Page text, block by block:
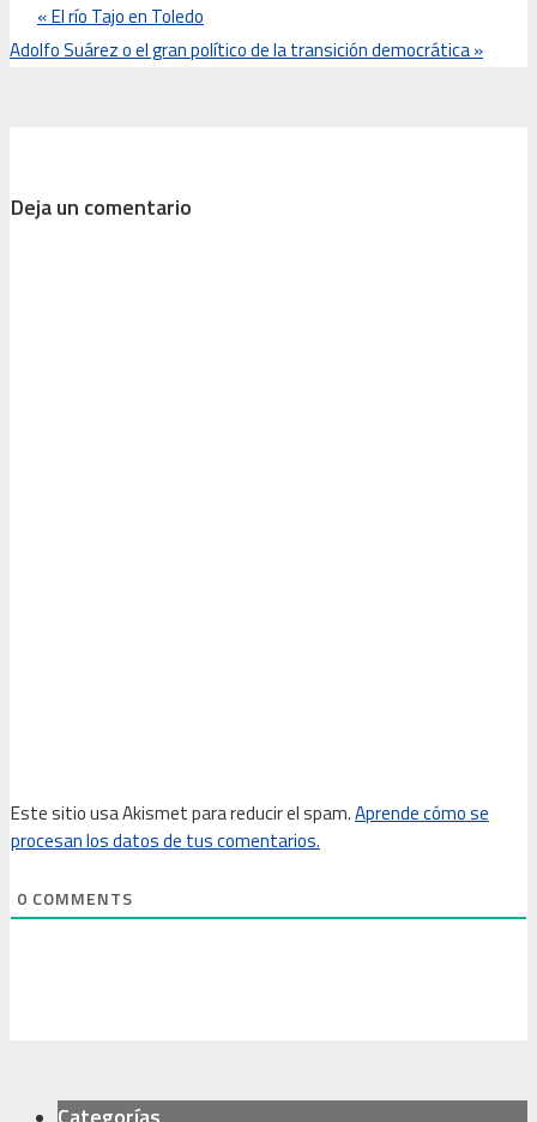
«El río Tajo en Toledo
Adolfo Suárez o el gran político de la transición democrática»
Deja un comentario
Este sitio usa Akismet para reducir el spam.Aprende cómo se
procesan los datos de tus comentarios.
0 COMMENTS